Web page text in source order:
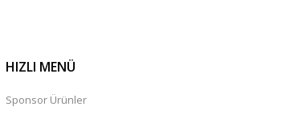
HIZLI MENÜ
Sponsor Ürünler